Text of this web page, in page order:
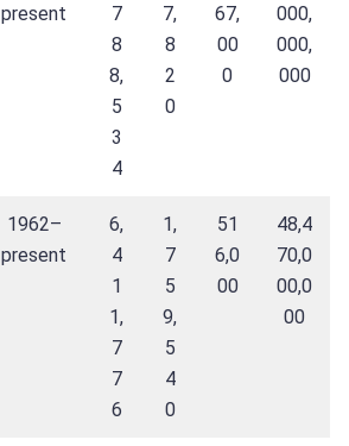
present
7
8
8,
5
3
4
7,
8
2
0
67,
00
0
000,
000,
000
1962–
present
6,
4
1
1,
7
7
6
1,
7
5
9,
5
4
0
51
6,0
00
48,4
70,0
00,0
00